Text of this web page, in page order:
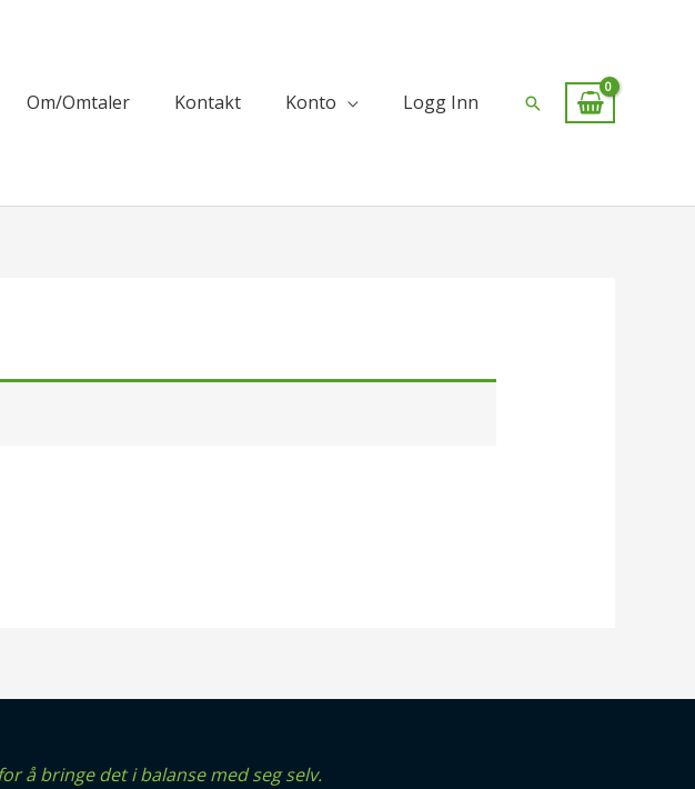
Om/Omtaler Kontakt Konto Logg Inn Søk
å bringe det i balanse med seg selv.